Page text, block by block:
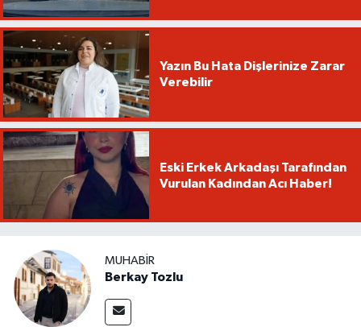
Yazın Bu Hata Dişlerinize Zarar
Verebilir
Eski Erkek Arkadaşı Tarafından
Vurulan Kadından Acı Haber!
MUHABIR
Berkay Tozlu